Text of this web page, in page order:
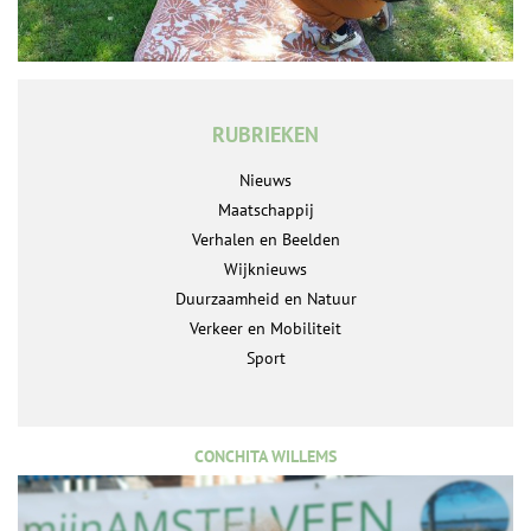
RUBRIEKEN
Nieuws
Maatschappij
Verhalen en Beelden
Wijknieuws
Duurzaamheid en Natuur
Verkeer en Mobiliteit
Sport
CONCHITA WILLEMS